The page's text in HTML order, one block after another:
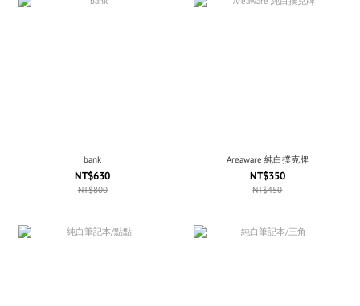
bank
NT$630
NT$800
Areaware 純白撲克牌
NT$350
NT$450